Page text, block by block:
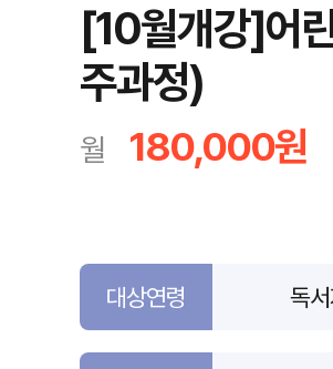
[10월개강]어
주과정)
월 180,000원
대상연령 독